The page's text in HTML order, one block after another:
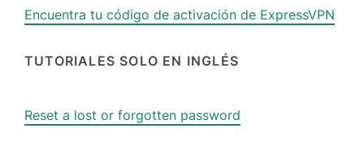
Encuentra tu código de activación de ExpressVPN
TUTORIALES SOLO EN INGLÉS
Reset a lost or forgotten password